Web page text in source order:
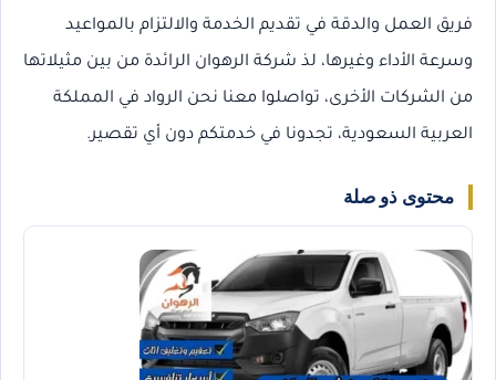
فريق العمل والدقة في تقديم الخدمة والالتزام بالمواعيد
وسرعة الأداء وغيرها، لذ شركة الرهوان الرائدة من بين مثيلاتها
من الشركات الأخرى، تواصلوا معنا نحن الرواد في المملكة
العربية السعودية، تجدونا في خدمتكم دون أي تقصير.
محتوى ذو صلة